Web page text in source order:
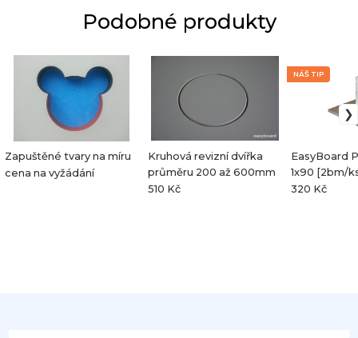
Podobné produkty
Zapuštěné tvary na míru
cena na vyžádání
Kruhová revizní dvířka
průměru 200 až 600mm
510 Kč
EasyBoard
1x90 [2bm/
NÁŠ TIP
320 Kč